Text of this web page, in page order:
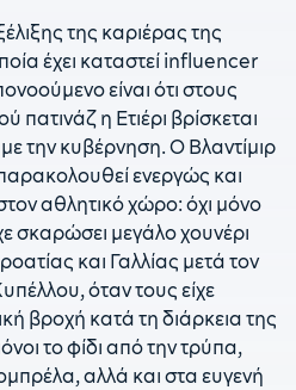
της καριέρας της
έχει καταστεί influencer
είναι ότι στους
πατινάζ η Ετιέρι βρίσκεται
την κυβέρνηση. Ο Βλαντίμιρ
παρακολουθεί ενεργώς και
αθλητικό χώρο: όχι μόνο
σκαρώσει μεγάλο χουνέρι
και Γαλλίας μετά τον
όταν τους είχε
βροχή κατά τη διάρκεια της
το φίδι από την τρύπα,
αλλά και στα ευγενή